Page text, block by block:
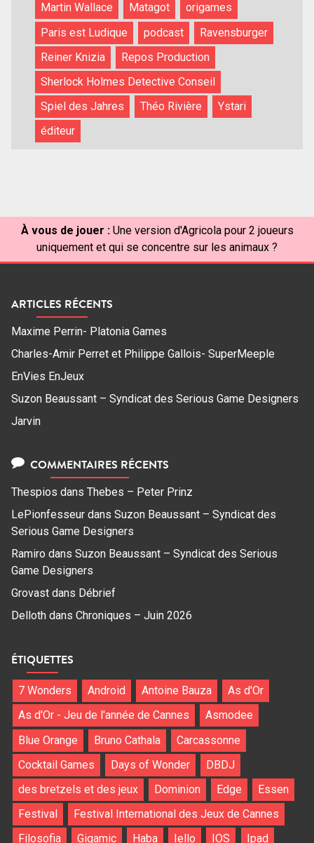
Martin Wallace
Matagot
origames
Paris est Ludique
podcast
Ravensburger
Reiner Knizia
Repos Production
Sherlock Holmes Detective Conseil
Spiel des Jahres
Théo Rivière
Ystari
éditeur
À vous de jouer : Une version d'Agricola pour 2 joueurs
uniquement et qui se concentre sur les animaux ?
ARTICLES RÉCENTS
Maxime Perrin- Platonia Games
Charles-Amir Perret et Philippe Gallois- SuperMeeple
EnVies EnJeux
Suzon Beaussant – Syndicat des Serious Game Designers
Jarvin
COMMENTAIRES RÉCENTS
Thespios dans Thebes – Peter Prinz
LePionfesseur dans Suzon Beaussant – Syndicat des
Serious Game Designers
Ramiro dans Suzon Beaussant – Syndicat des Serious
Game Designers
Grovast dans Débrief
Delloth dans Chroniques – Juin 2026
ÉTIQUETTES
7 Wonders Android Antoine Bauza
As d'Or
As d'Or - Jeu de l'année de Cannes
Asmodee
Blue Orange
Bruno Cathala
Carcassonne
Cocktail Games
Days of Wonder
DBDJ
des bretzels et des jeux
Dominion Edge
Essen
Festival
Festival International des Jeux de Cannes
Filosofia
Gigamic Haba Iello IOS Ipad